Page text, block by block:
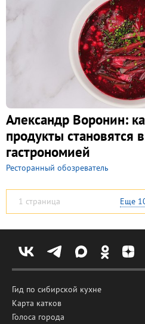
Александр Воронин:
продукты становятся
гастрономией
Ресторанный обозреватель
1 страница Еще
Гид по сибирской кухне
Карта катков
Голоса города